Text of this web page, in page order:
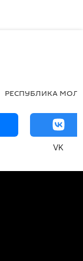
РЕСПУБЛИКА
VK